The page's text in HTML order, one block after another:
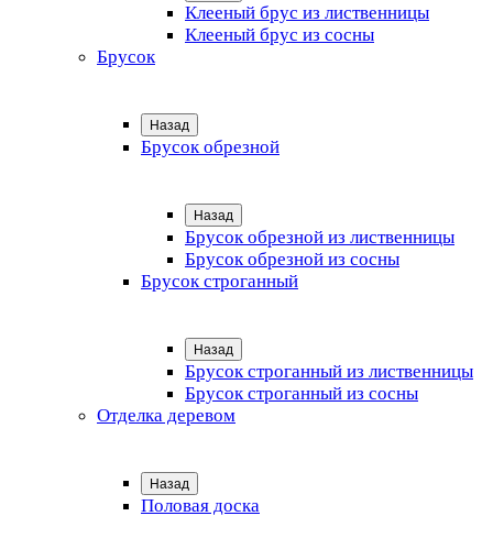
Клееный брус из лиственницы
Клееный брус из сосны
Брусок
Назад
Брусок обрезной
Назад
Брусок обрезной из лиственницы
Брусок обрезной из сосны
Брусок строганный
Назад
Брусок строганный из лиственницы
Брусок строганный из сосны
Отделка деревом
Назад
Половая доска